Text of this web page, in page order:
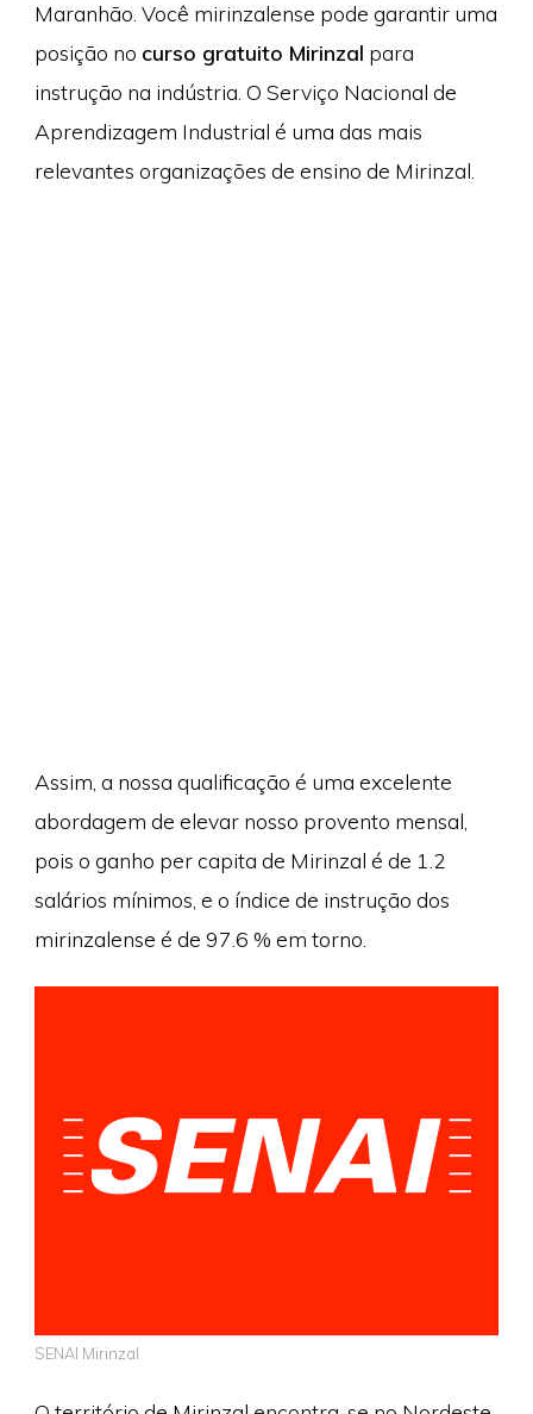
Maranhão. Você mirinzalense pode garantir uma
posição no curso gratuito Mirinzal para
instrução na indústria. O Serviço Nacional de
Aprendizagem Industrial é uma das mais
relevantes organizações de ensino de Mirinzal.
Assim, a nossa qualificação é uma excelente
abordagem de elevar nosso provento mensal,
pois o ganho per capita de Mirinzal é de 1.2
salários mínimos, e o índice de instrução dos
mirinzalense é de 97.6 % em torno.
SENAI Mirinzal